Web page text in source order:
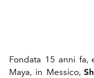
Fondata 15 anni fa,
Maya, in Messico,